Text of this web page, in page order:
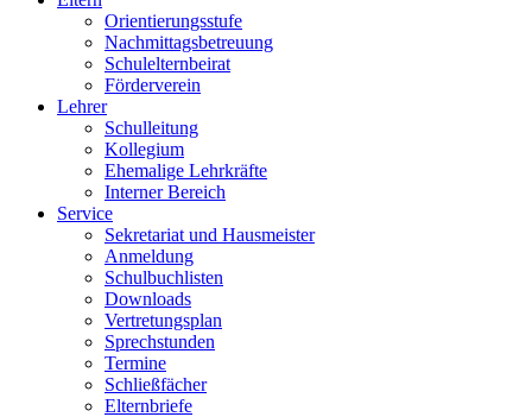
Orientierungsstufe
Nachmittagsbetreuung
Schulelternbeirat
Förderverein
Lehrer
Schulleitung
Kollegium
Ehemalige Lehrkräfte
Interner Bereich
Service
Sekretariat und Hausmeister
Anmeldung
Schulbuchlisten
Downloads
Vertretungsplan
Sprechstunden
Termine
Schließfächer
Elternbriefe